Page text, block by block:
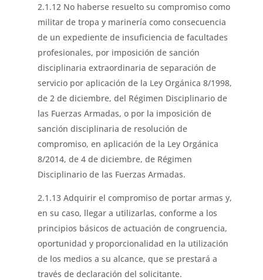
2.1.12 No haberse resuelto su compromiso como
militar de tropa y marinería como consecuencia
de un expediente de insuficiencia de facultades
profesionales, por imposición de sanción
disciplinaria extraordinaria de separación de
servicio por aplicación de la Ley Orgánica 8/1998,
de 2 de diciembre, del Régimen Disciplinario de
las Fuerzas Armadas, o por la imposición de
sanción disciplinaria de resolución de
compromiso, en aplicación de la Ley Orgánica
8/2014, de 4 de diciembre, de Régimen
Disciplinario de las Fuerzas Armadas.
2.1.13 Adquirir el compromiso de portar armas y,
en su caso, llegar a utilizarlas, conforme a los
principios básicos de actuación de congruencia,
oportunidad y proporcionalidad en la utilización
de los medios a su alcance, que se prestará a
través de declaración del solicitante.